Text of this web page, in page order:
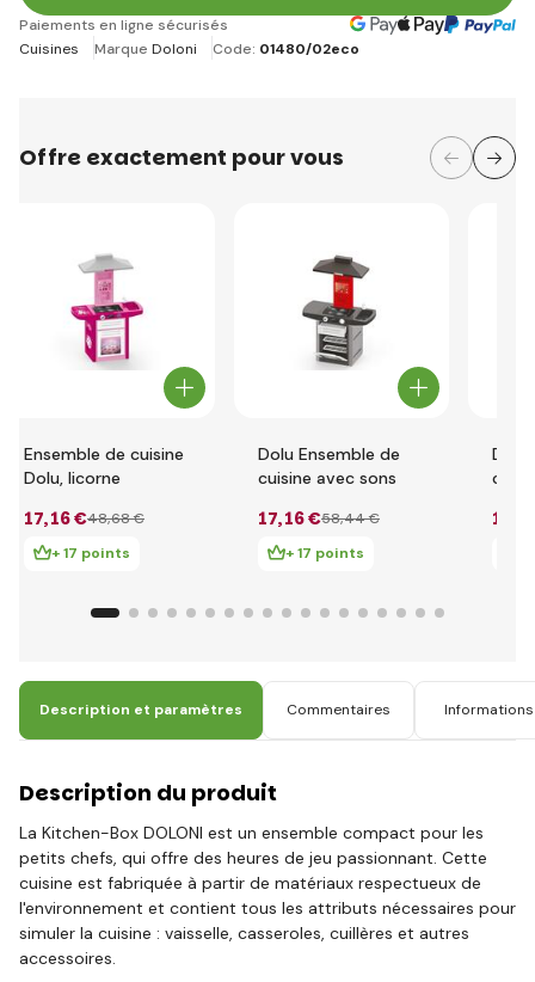
Paiements en ligne sécurisés
Cuisines
Marque Doloni Code: 01480/02eco
Offre exactement pour vous
Ensemble de cuisine
Dolu, licorne
17,16 €48,68 €
+ 17 points
Dolu Ensemble de
cuisine avec sons
17,16 €58,44 €
+ 17 points
Dolu
14
Description et paramètres Commentaires
Description du produit
La Kitchen-Box DOLONI est un ensemble compact pour les
petits chefs, qui offre des heures de jeu passionnant. Cette
cuisine est fabriquée à partir de matériaux respectueux de
l'environnement et contient tous les attributs nécessaires pour
simuler la cuisine : vaisselle, casseroles, cuillères et autres
accessoires.